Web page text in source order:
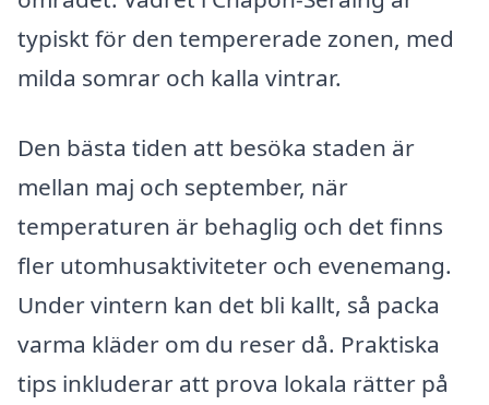
typiskt för den tempererade zonen, med
milda somrar och kalla vintrar.
Den bästa tiden att besöka staden är
mellan maj och september, när
temperaturen är behaglig och det finns
fler utomhusaktiviteter och evenemang.
Under vintern kan det bli kallt, så packa
varma kläder om du reser då. Praktiska
tips inkluderar att prova lokala rätter på